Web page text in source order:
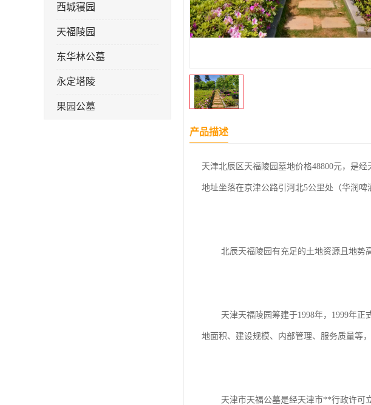
西城寝园
天福陵园
东华林公墓
永定塔陵
果园公墓
产品描述
天津北辰区天福陵园墓地价格48800元，是
地址坐落在京津公路引河北5公里处（华润
北辰天福陵园有充足的土地资源且地势高
天津天福陵园筹建于1998年，1999年正
地面积、建设规模、内部管理、服务质量等
天津市天福公墓是经天津市**行政许可立